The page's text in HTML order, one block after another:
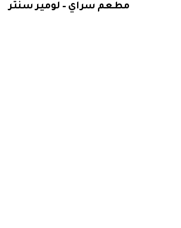
مطعم سراي – لومير سنتر